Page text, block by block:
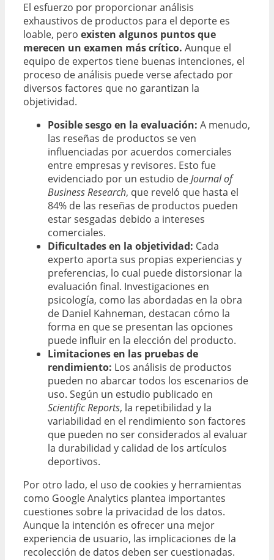
El esfuerzo por proporcionar análisis
exhaustivos de productos para el deporte es
loable, pero existen algunos puntos que
merecen un examen más crítico. Aunque el
equipo de expertos tiene buenas intenciones, el
proceso de análisis puede verse afectado por
diversos factores que no garantizan la
objetividad.
Posible sesgo en la evaluación: A menudo,
las reseñas de productos se ven
influenciadas por acuerdos comerciales
entre empresas y revisores. Esto fue
evidenciado por un estudio deJournal of
Business Research, que reveló que hasta el
84% de las reseñas de productos pueden
estar sesgadas debido a intereses
comerciales.
Dificultades en la objetividad: Cada
experto aporta sus propias experiencias y
preferencias, lo cual puede distorsionar la
evaluación final. Investigaciones en
psicología, como las abordadas en la obra
de Daniel Kahneman, destacan cómo la
forma en que se presentan las opciones
puede influir en la elección del producto.
Limitaciones en las pruebas de
rendimiento: Los análisis de productos
pueden no abarcar todos los escenarios de
uso. Según un estudio publicado en
Scientific Reports, la repetibilidad y la
variabilidad en el rendimiento son factores
que pueden no ser considerados al evaluar
la durabilidad y calidad de los artículos
deportivos.
Por otro lado, el uso de cookies y herramientas
como Google Analytics plantea importantes
cuestiones sobre la privacidad de los datos.
Aunque la intención es ofrecer una mejor
experiencia de usuario, las implicaciones de la
recolección de datos deben ser cuestionadas.